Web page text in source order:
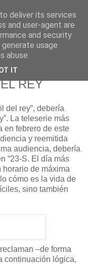
VISTA BATRACIO
REY
del rey”, debería
La teleserie más
en febrero de este
y reemitida
audiencia, debería
“23-S. El día más
horario de máxima
cómo es la vida de
sino también
–de forma
continuación lógica,
deliver its services
and user-agent are
and security
usage
abuse.
IT